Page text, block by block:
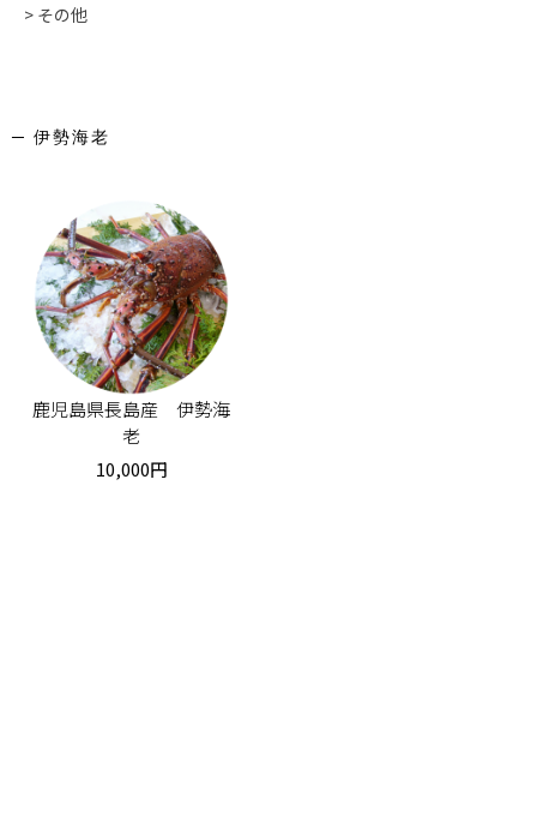
> その他
─ 伊勢海老
鹿児島県長島産 伊勢海
老
10,000円